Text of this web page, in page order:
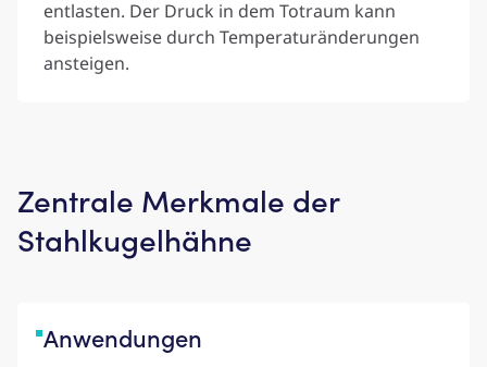
entlasten. Der Druck in dem Totraum kann
beispielsweise durch Temperaturänderungen
ansteigen.
Zentrale Merkmale der
Stahlkugelhähne
Anwendung­en